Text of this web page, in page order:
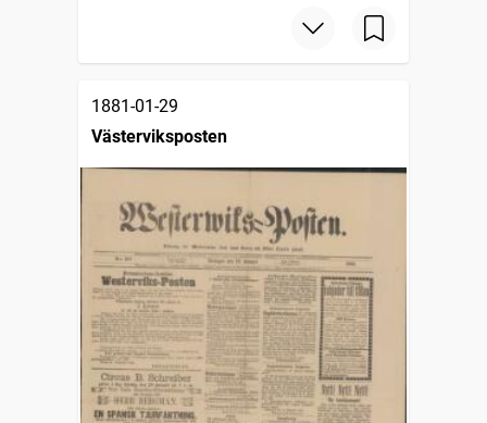
1881-01-29
Västerviksposten